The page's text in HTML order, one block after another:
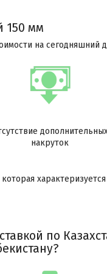
150 мм
на сегодняшний
накруток
характеризуется
по